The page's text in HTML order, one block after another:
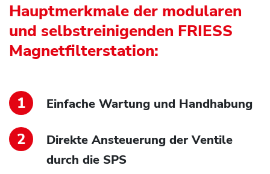
Hauptmerkmale der modularen
und selbstreinigenden FRIESS
Magnetfilterstation:
Einfache Wartung und Handhabung
Direkte Ansteuerung der Ventile
durch die SPS